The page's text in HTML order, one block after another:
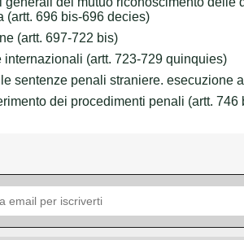
(artt. 696 bis-696 decies)
(artt. 697-722 bis)
internazionali (artt. 723-729 quinquies)
sentenze penali straniere. esecuzione
dei procedimenti penali (artt. 746